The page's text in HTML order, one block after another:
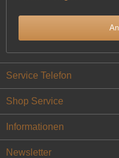
Service Telefon
Shop Service
Informationen
Newsletter